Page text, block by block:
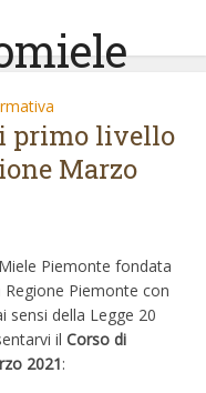
primo livello
Marzo
Piemonte fondata
Piemonte con
sensi della Legge 20
il Corso di
2021: